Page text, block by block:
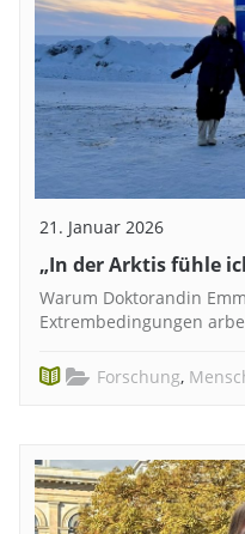
21. Januar 2026
„In der Arktis fühle
Warum Doktorandin
Extrembedingungen
Forschung,